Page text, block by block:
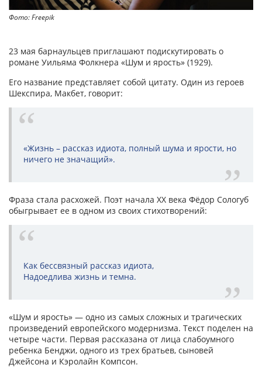
Фото: Freepik
23 мая барнаульцев приглашают подискутировать о
романе Уильяма Фолкнера «Шум и ярость» (1929).
Его название представляет собой цитату. Один из героев
Шекспира, Макбет, говорит:
«Жизнь – рассказ идиота, полный шума и ярости, но
ничего не значащий».
Фраза стала расхожей. Поэт начала XX века Фёдор Сологуб
обыгрывает ее в одном из своих стихотворений:
Как бессвязный рассказ идиота,
Надоедлива жизнь и темна.
«Шум и ярость» — одно из самых сложных и трагических
произведений европейского модернизма. Текст поделен на
четыре части. Первая рассказана от лица слабоумного
ребенка Бенджи, одного из трех братьев, сыновей
Джейсона и Кэролайн Компсон.